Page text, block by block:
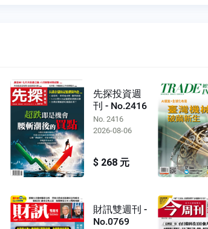
先探投資週
刊 - No.2416
No. 2416
2026-08-06
$ 268 元
財訊雙週刊 -
No.0769